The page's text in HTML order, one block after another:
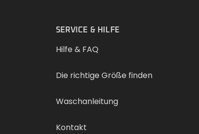
SERVICE & HILFE
Hilfe & FAQ
Die richtige Größe finden
Waschanleitung
Kontakt